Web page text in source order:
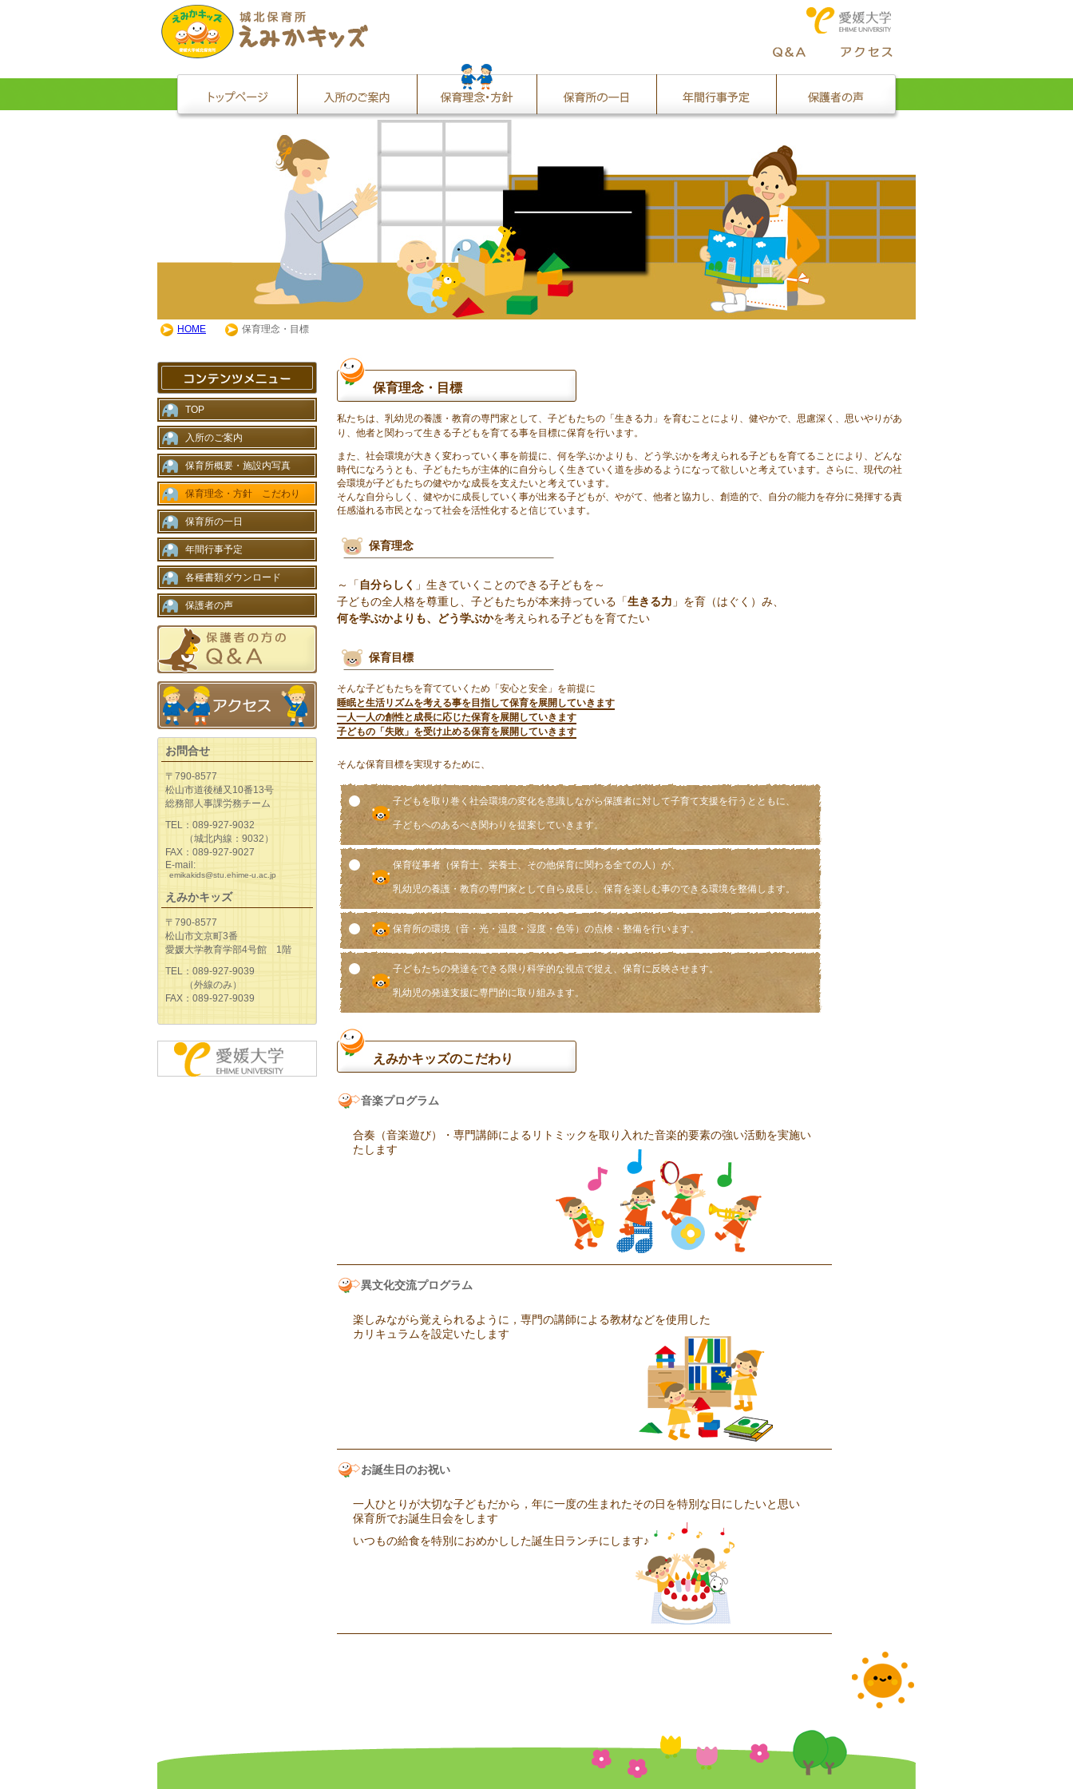
HOME 保育理念・目標
保育理念・目標
私たちは、乳幼児の養護・教育の専門家として、子どもたちの「生きる力」を育むことにより、健やかで、思慮深く、思いやりがあ
り、他者と関わって生きる子どもを育てる事を目標に保育を行います。
また、社会環境が大きく変わっていく事を前提に、何を学ぶかよりも、どう学ぶかを考えられる子どもを育てることにより、どんな
時代になろうとも、子どもたちが主体的に自分らしく生きていく道を歩めるようになって欲しいと考えています。さらに、現代の社
会環境が子どもたちの健やかな成長を支えたいと考えています。
そんな自分らしく、健やかに成長していく事が出来る子どもが、やがて、他者と協力し、創造的で、自分の能力を存分に発揮する責
任感溢れる市民となって社会を活性化すると信じています。
保育理念
～「 自分らしく 」生きていくことのできる子どもを～
子どもの全人格を尊重し、子どもたちが本来持っている「生きる力 」を育（はぐく）み、
何を学ぶかよりも、どう学ぶかを考えられる子どもを育てたい
保育目標
そんな子どもたちを育てていくため「安心と安全」を前提に
睡眠と生活リズムを考える事を目指して保育を展開していきます
一人一人の創性と成長に応じた保育を展開していきます
子どもの「失敗」を受け止める保育を展開していきます
そんな保育目標を実現するために、
子どもを取り巻く社会環境の変化を意識しながら保護者に対して子育て支援を行うとともに、
子どもへのあるべき関わりを提案していきます。
保育従事者（保育士、栄養士、その他保育に関わる全ての人）が、
乳幼児の養護・教育の専門家として自ら成長し、保育を楽しむ事のできる環境を整備します。
保育所の環境（音・光・温度・湿度・色等）の点検・整備を行います。
子どもたちの発達をできる限り科学的な視点で捉え、保育に反映させます。
乳幼児の発達支援に専門的に取り組みます。
えみかキッズのこだわり
音楽プログラム
合奏（音楽遊び）・専門講師によるリトミックを取り入れた音楽的要素の強い活動を実施い
たします
異文化交流プログラム
楽しみながら覚えられるように，専門の講師による教材などを使用した
カリキュラムを設定いたします
お誕生日のお祝い
一人ひとりが大切な子どもだから，年に一度の生まれたその日を特別な日にしたいと思い
保育所でお誕生日会をします
いつもの給食を特別におめかしした誕生日ランチにします♪
TOP
入所のご案内
保育所概要・施設内写真
保育理念・方針 こだわり
保育所の一日
年間行事予定
各種書類ダウンロード
保護者の声
お問合せ
〒790-8577
松山市道後樋又10番13号
総務部人事課労務チーム
TEL：089-927-9032
（城北内線：9032）
FAX：089-927-9027
E-mail:
emikakids@stu.ehime-u.ac.jp
えみかキッズ
〒790-8577
松山市文京町3番
愛媛大学教育学部4号館 1階
TEL：089-927-9039
（外線のみ）
FAX：089-927-9039